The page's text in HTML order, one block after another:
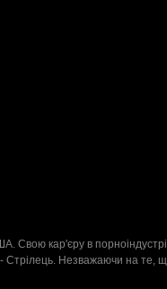
кар'єру в
Стрілець. Незважаючи на те,